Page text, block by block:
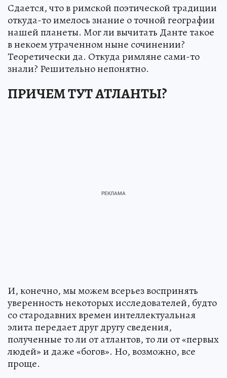
Сдается, что в римской поэтической традиции
откуда-то имелось знание о точной географии
нашей планеты. Мог ли вычитать Данте такое
в некоем утраченном ныне сочинении?
Теоретически да. Откуда римляне сами-то
знали? Решительно непонятно.
ПРИЧЕМ ТУТ АТЛАНТЫ?
И, конечно, мы можем всерьез воспринять
уверенность некоторых исследователей, будто
со стародавних времен интеллектуальная
элита передает друг другу сведения,
полученные то ли от атлантов, то ли от «первых
людей» и даже «богов». Но, возможно, все
проще.